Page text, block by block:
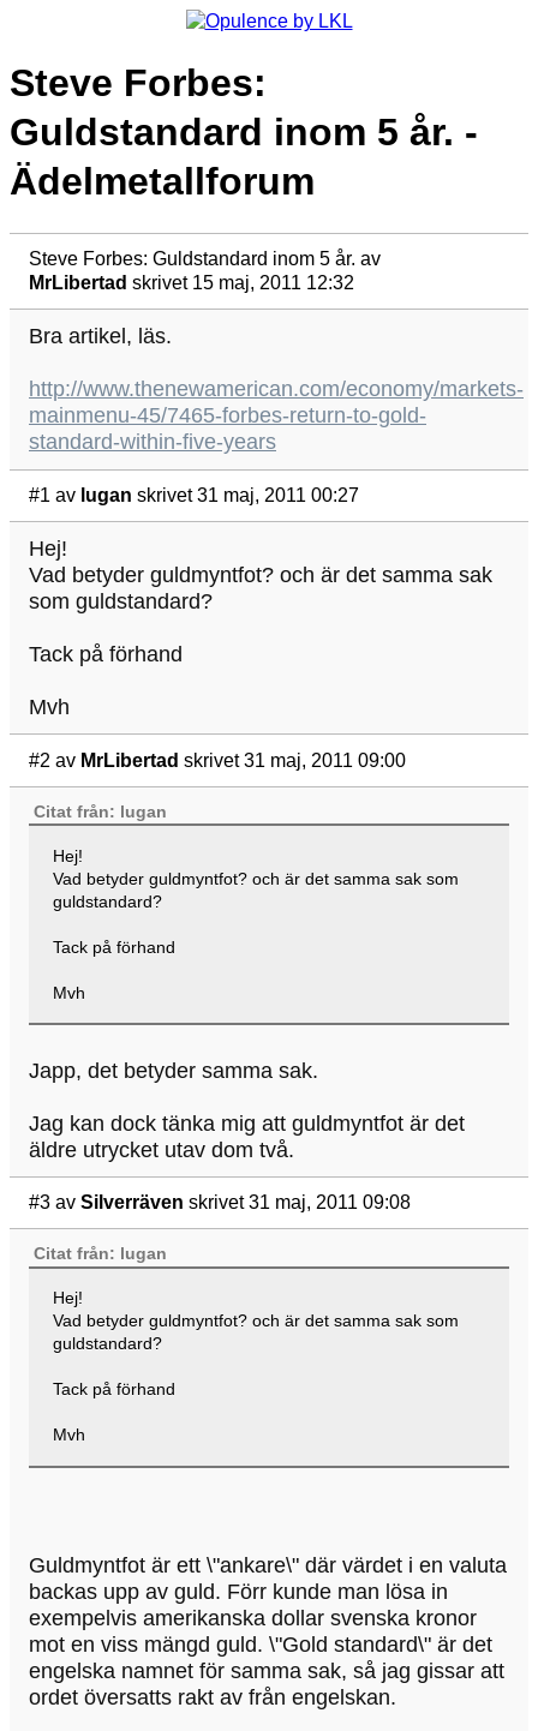
Steve Forbes:
Guldstandard inom 5 år. -
Ädelmetallforum
Steve Forbes: Guldstandard inom 5 år. av
MrLibertad skrivet 15 maj, 2011 12:32
Bra artikel, läs.
http://www.thenewamerican.com/economy/markets-
mainmenu-45/7465-forbes-return-to-gold-
standard-within-five-years
#1 av lugan skrivet 31 maj, 2011 00:27
Hej!
Vad betyder guldmyntfot? och är det samma sak
som guldstandard?
Tack på förhand
Mvh
#2 av MrLibertad skrivet 31 maj, 2011 09:00
Citat från: lugan
Hej!
Vad betyder guldmyntfot? och är det samma sak som
guldstandard?
Tack på förhand
Mvh
Japp, det betyder samma sak.
Jag kan dock tänka mig att guldmyntfot är det
äldre utrycket utav dom två.
#3 av Silverräven skrivet 31 maj, 2011 09:08
Citat från: lugan
Hej!
Vad betyder guldmyntfot? och är det samma sak som
guldstandard?
Tack på förhand
Mvh
Guldmyntfot är ett \"ankare\" där värdet i en valuta
backas upp av guld. Förr kunde man lösa in
exempelvis amerikanska dollar svenska kronor
mot en viss mängd guld. \"Gold standard\" är det
engelska namnet för samma sak, så jag gissar att
ordet översatts rakt av från engelskan.